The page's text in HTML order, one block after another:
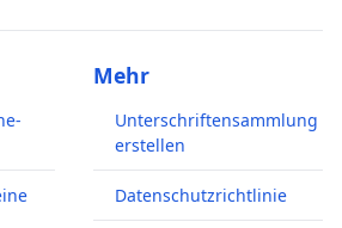
den geplanten Luftseilbahn-
gegen die raumplanerische
neue Gondelbahn Weggis –
Beatrix Angst, Wochen-
S. 5.
für Seilbahnen':
Mehr
Unterschriftensammlung
erstellen
Datenschutzrichtlinie